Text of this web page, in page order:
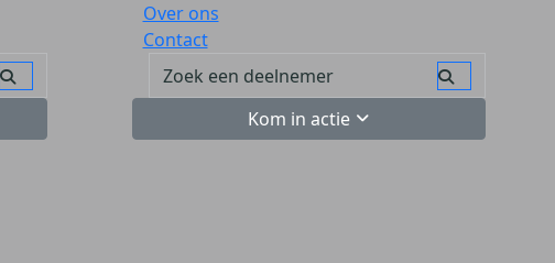
Over ons
Contact
Kom in actie